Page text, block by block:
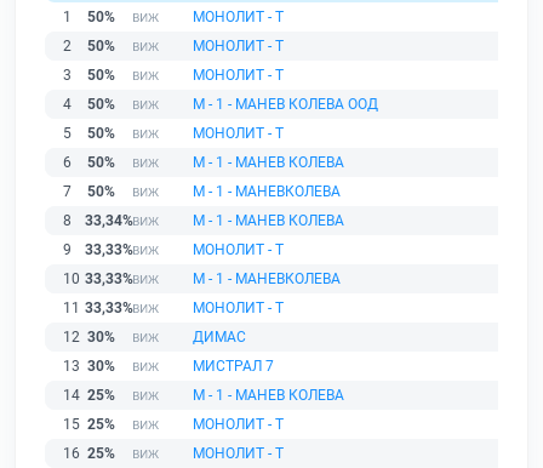
1
50%
МОНОЛИТ - Т
2
50%
МОНОЛИТ - Т
3
50%
МОНОЛИТ - Т
4
50%
М - 1 - МАНЕВ КОЛЕВА ООД
5
50%
МОНОЛИТ - Т
6
50%
М - 1 - МАНЕВ КОЛЕВА
7
50%
М - 1 - МАНЕВКОЛЕВА
8
33,34%
М - 1 - МАНЕВ КОЛЕВА
9
33,33%
МОНОЛИТ - Т
10 33,33%
М - 1 - МАНЕВКОЛЕВА
11 33,33%
МОНОЛИТ - Т
12 30%
ДИМАС
13 30%
МИСТРАЛ 7
14 25%
М - 1 - МАНЕВ КОЛЕВА
15 25%
МОНОЛИТ - Т
16 25%
МОНОЛИТ - Т